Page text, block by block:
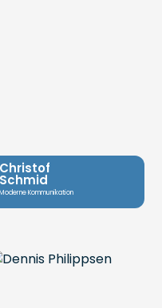
Christof
Schmid
Moderne Kommunikation